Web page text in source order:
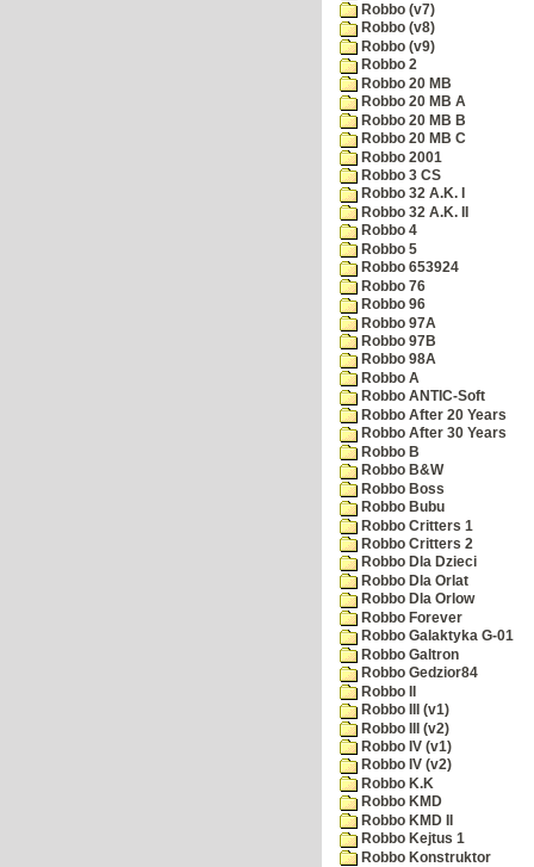
Robbo (v7)
Robbo (v8)
Robbo (v9)
Robbo 2
Robbo 20 MB
Robbo 20 MB A
Robbo 20 MB B
Robbo 20 MB C
Robbo 2001
Robbo 3 CS
Robbo 32 A.K. I
Robbo 32 A.K. II
Robbo 4
Robbo 5
Robbo 653924
Robbo 76
Robbo 96
Robbo 97A
Robbo 97B
Robbo 98A
Robbo A
Robbo ANTIC-Soft
Robbo After 20 Years
Robbo After 30 Years
Robbo B
Robbo B&W
Robbo Boss
Robbo Bubu
Robbo Critters 1
Robbo Critters 2
Robbo Dla Dzieci
Robbo Dla Orlat
Robbo Dla Orlow
Robbo Forever
Robbo Galaktyka G-01
Robbo Galtron
Robbo Gedzior84
Robbo II
Robbo III (v1)
Robbo III (v2)
Robbo IV (v1)
Robbo IV (v2)
Robbo K.K
Robbo KMD
Robbo KMD II
Robbo Kejtus 1
Robbo Konstruktor